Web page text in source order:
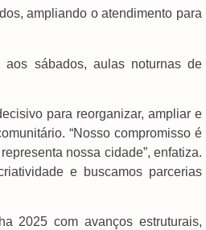
ampliando o atendimento para
aos sábados, aulas noturnas de
para reorganizar, ampliar e
“Nosso compromisso é
nossa cidade”, enfatiza.
e buscamos parcerias
2025 com avanços estruturais,